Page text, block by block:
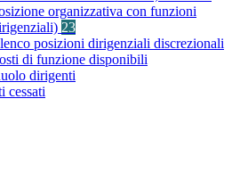
organizzativa con funzioni
23
posizioni dirigenziali discrezionali
di funzione disponibili
dirigenti
cessati